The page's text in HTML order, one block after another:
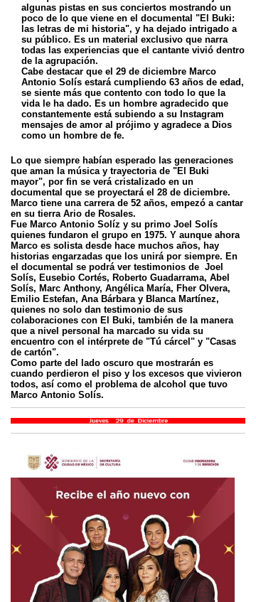
algunas pistas en sus conciertos mostrando un
poco de lo que viene en el documental "El Buki:
las letras de mi historia", y ha dejado intrigado a
su público. Es un material exclusivo que narra
todas las experiencias que el cantante vivió dentro
de la agrupación.
Cabe destacar que el 29 de diciembre Marco
Antonio Solís estará cumpliendo 63 años de edad,
se siente más que contento con todo lo que la
vida le ha dado. Es un hombre agradecido que
constantemente está subiendo a su Instagram
mensajes de amor al prójimo y agradece a Dios
como un hombre de fe.
Lo que siempre habían esperado las generaciones
que aman la música y trayectoria de "El Buki
mayor", por fin se verá cristalizado en un
documental que se proyectará el 28 de diciembre.
Marco tiene una carrera de 52 años, empezó a cantar
en su tierra Ario de Rosales.
Fue Marco Antonio Solíz y su primo Joel Solís
quienes fundaron el grupo en 1975. Y aunque ahora
Marco es solista desde hace muchos años, hay
historias engarzadas que los unirá por siempre. En
el documental se podrá ver testimonios de Joel
Solís, Eusebio Cortés, Roberto Guadarrama, Abel
Solís, Marc Anthony, Angélica María, Fher Olvera,
Emilio Estefan, Ana Bárbara y Blanca Martínez,
quienes no solo dan testimonio de sus
colaboraciones con El Buki, también de la manera
que a nivel personal ha marcado su vida su
encuentro con el intérprete de "Tú cárcel" y "Casas
de cartón".
Como parte del lado oscuro que mostrarán es
cuando perdieron el piso y los excesos que vivieron
todos, así como el problema de alcohol que tuvo
Marco Antonio Solís.